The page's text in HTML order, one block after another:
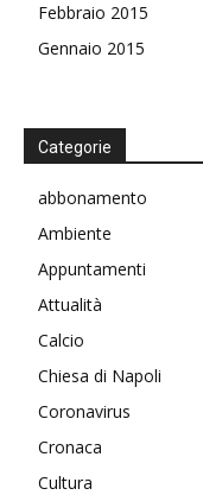
Febbraio 2015
Gennaio 2015
Categorie
abbonamento
Ambiente
Appuntamenti
Attualità
Calcio
Chiesa di Napoli
Coronavirus
Cronaca
Cultura